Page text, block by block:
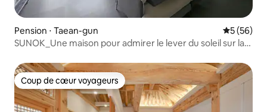
Pension ⋅ Taean-gun
5 (56)
SUNOK_Une maison pour admirer le lever du soleil sur la
Coup de cœur voyageurs
Coup de cœur voyageurs